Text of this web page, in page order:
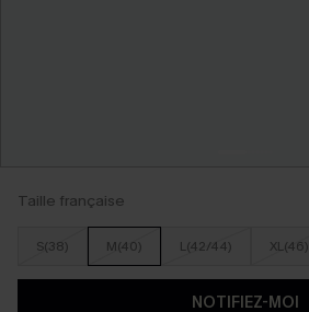
Taille française
S(38) M(40) L(42/44) XL(46)
NOTIFIEZ-MOI